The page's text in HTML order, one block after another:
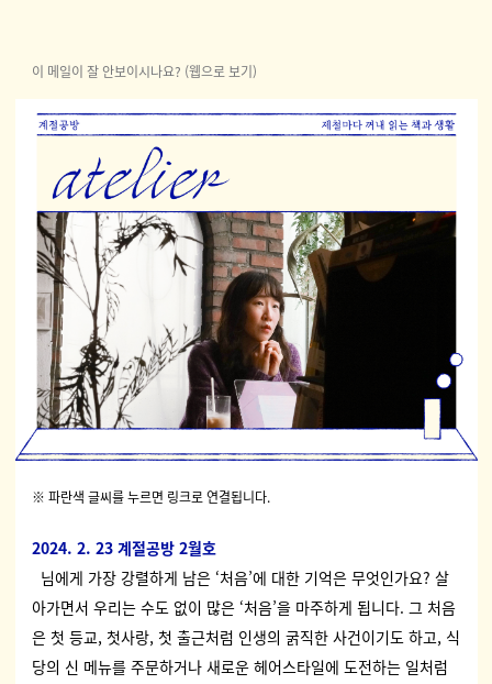
이 메일이 잘 안보이시나요? (웹으로 보기)
※ 파란색 글씨를 누르면 링크로 연결됩니다.
2024. 2. 23 계절공방 2월호
님에게 가장 강렬하게 남은 ‘처음’에 대한 기억은 무엇인가요? 살
아가면서 우리는 수도 없이 많은 ‘처음’을 마주하게 됩니다. 그 처음
은 첫 등교, 첫사랑, 첫 출근처럼 인생의 굵직한 사건이기도 하고, 식
당의 신 메뉴를 주문하거나 새로운 헤어스타일에 도전하는 일처럼